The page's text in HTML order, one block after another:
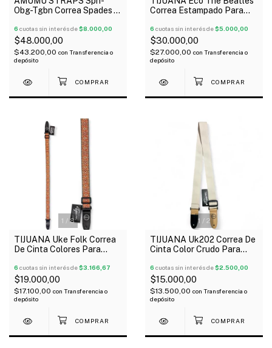
Obg-Tgbn Correa Spades
6 cuotas sin interés de$8.000,00
$48.000,00
$43.200,00 con Transferencia o
depósito
Correa Estampado Para
6 cuotas sin interés de$5.000,00
$30.000,00
$27.000,00 con Transferencia o
depósito
1 / 8
TIJUANA Uke Folk Correa
De Cinta Colores Para
6 cuotas sin interés de$3.166,67
$19.000,00
$17.100,00 con Transferencia o
depósito
1 / 2
TIJUANA Uk202 Correa De
Cinta Color Crudo Para
6 cuotas sin interés de$2.500,00
$15.000,00
$13.500,00 con Transferencia o
depósito